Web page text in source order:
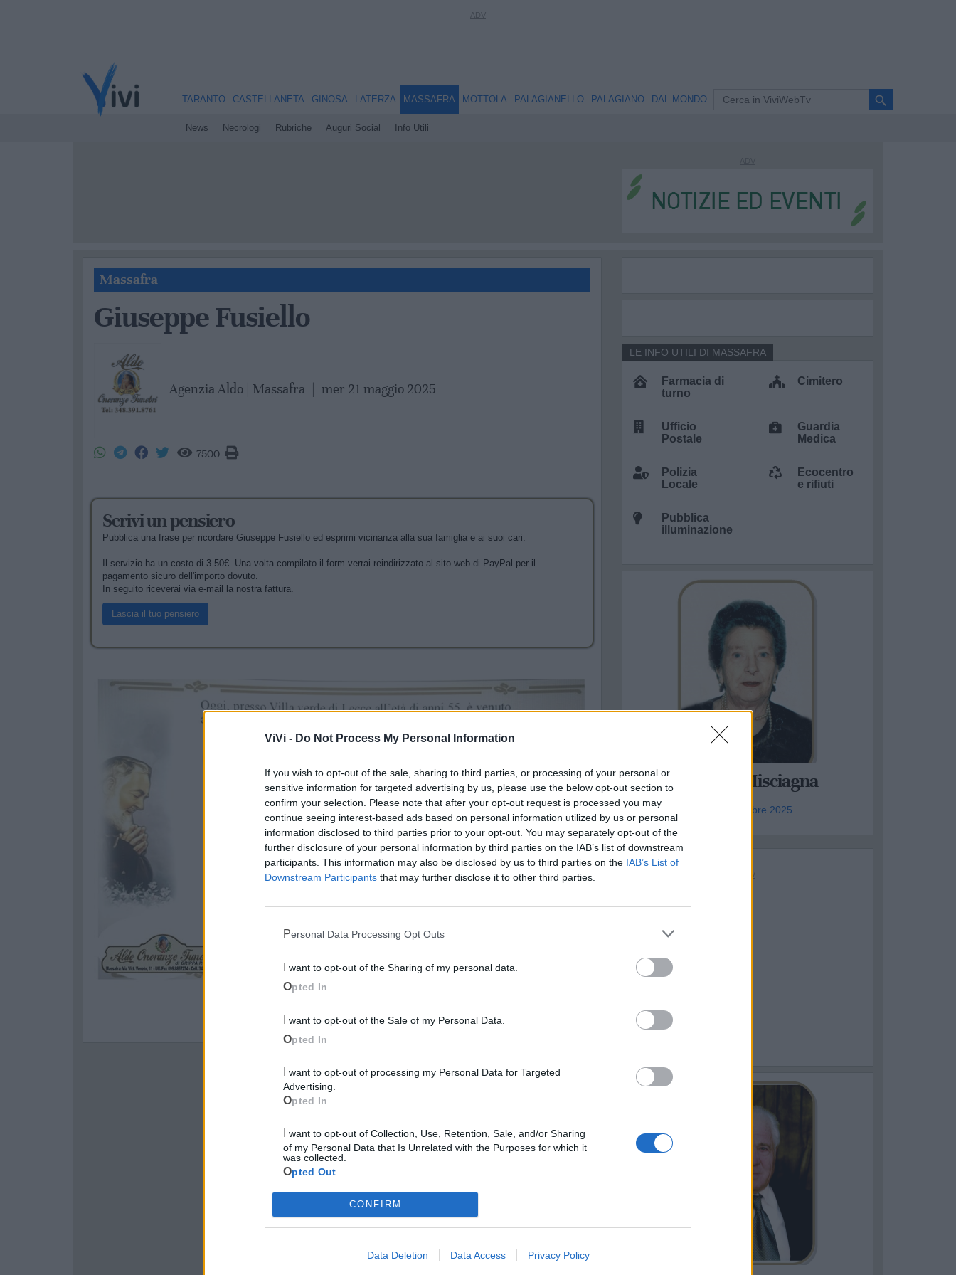
ViVi - Do Not Process My Personal Information
If you wish to opt-out of the sale, sharing to third parties, or processing of your personal or
sensitive information for targeted advertising by us, please use the below opt-out section to
confirm your selection. Please note that after your opt-out request is processed you may
continue seeing interest-based ads based on personal information utilized by us or personal
information disclosed to third parties prior to your opt-out. You may separately opt-out of the
further disclosure of your personal information by third parties on the IAB’s list of downstream
participants. This information may also be disclosed by us to third parties on the IAB’s List of
Downstream Participants that may further disclose it to other third parties.
Personal Data Processing Opt Outs
I want to opt-out of the Sharing of my personal data.
Opted In
I want to opt-out of the Sale of my Personal Data.
Opted In
Advertising.
Opted In
of my Personal Data that Is Unrelated with the Purposes for which it
was collected.
Opted Out
CONFIRM
Data Deletion Data Access Privacy Policy
TARANTO CASTELLANETA GINOSA LATERZA MASSAFRA
News Necrologi Rubriche Auguri Social Info Utili
MOTTOLA PALAGIANELLO PALAGIANO DAL MONDO search
Massafra
Giuseppe Fusiello
Agenzia Aldo | Massafra mer 21 maggio 2025
7500
Scrivi un pensiero
Pubblica una frase per ricordare Giuseppe Fusiello ed esprimi vicinanza alla sua famiglia e ai suoi cari.
Il servizio ha un costo di 3.50€. Una volta compilato il form verrai reindirizzato al sito web di PayPal per il
pagamento sicuro dell'importo dovuto.
In seguito riceverai via e-mail la nostra fattura.
Lascia il tuo pensiero
Farmacia di
turno
Cimitero
Ufficio
Postale
Guardia
Medica
Polizia
Locale
Ecocentro
e rifiuti
Pubblica
illuminazione
LE INFO UTILI DI MASSAFRA
Maria Rosaria Misciagna
Agenzia Aldo - ven 5 dicembre 2025